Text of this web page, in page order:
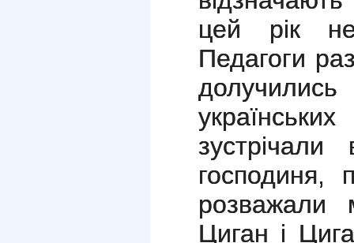
цей рік
Педагоги
господиня,
розважали
Циган і